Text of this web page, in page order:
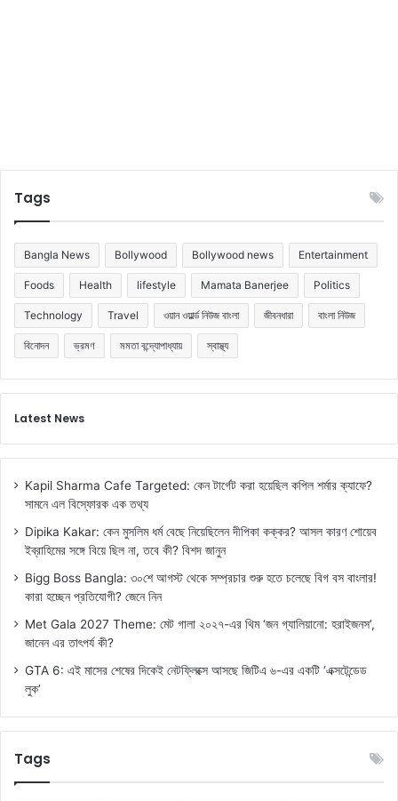
Tags
Bangla News Bollywood Bollywood news Entertainment
Foods Health lifestyle Mamata Banerjee Politics
Technology Travel ওয়ান ওয়ার্ল্ড নিউজ বাংলা জীবনধারা বাংলা নিউজ
বিনোদন ভ্রমণ মমতা বন্দ্যোপাধ্যায় স্বাস্থ্য
Latest News
Kapil Sharma Cafe Targeted: কেন টার্গেট করা হয়েছিল কপিল শর্মার ক্যাফে?
সামনে এল বিস্ফোরক এক তথ্য
Dipika Kakar: কেন মুসলিম ধর্ম বেছে নিয়েছিলেন দীপিকা কক্কর? আসল কারণ শোয়েব
ইব্রাহিমের সঙ্গে বিয়ে ছিল না, তবে কী? বিশদ জানুন
Bigg Boss Bangla: ৩০শে আগস্ট থেকে সম্প্রচার শুরু হতে চলেছে বিগ বস বাংলার!
কারা হচ্ছেন প্রতিযোগী? জেনে নিন
Met Gala 2027 Theme: মেট গালা ২০২৭-এর থিম ‘জন গ্যালিয়ানো: হরাইজনস’,
জানেন এর তাৎপর্য কী?
GTA 6: এই মাসের শেষের দিকেই নেটফ্লিক্সে আসছে জিটিএ ৬-এর একটি ‘এক্সটেন্ডেড
লুক’
Tags